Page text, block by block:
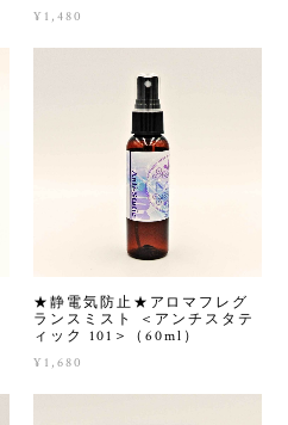
¥1,480
★静電気防止★アロマフレグ
ランスミスト ＜アンチスタテ
ィック 101＞（60ml）
¥1,680